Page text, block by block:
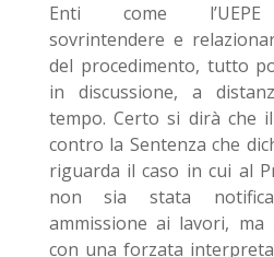
Enti come l’UEPE
sovrintendere e
del procedimento, tutto
in discussione, a
tempo. Certo si dirà che
contro la Sentenza che
riguarda il caso in cui al
non sia stata
ammissione ai lavori,
con una forzata